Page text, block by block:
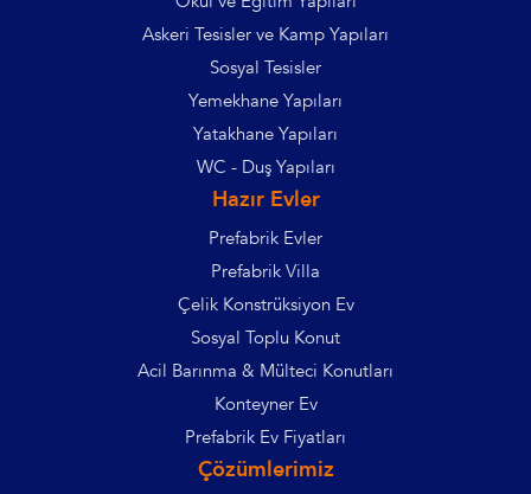
Askeri Tesisler ve Kamp Yapıları
Sosyal Tesisler
Yemekhane Yapıları
Yatakhane Yapıları
WC - Duş Yapıları
Hazır Evler
Prefabrik Evler
Prefabrik Villa
Çelik Konstrüksiyon Ev
Sosyal Toplu Konut
Acil Barınma & Mülteci Konutları
Konteyner Ev
Prefabrik Ev Fiyatları
Çözümlerimiz